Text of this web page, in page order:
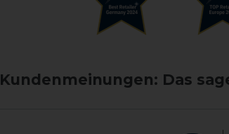
Kundenmeinungen: Das